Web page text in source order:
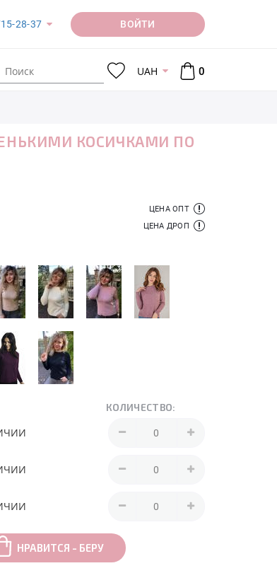
28-37 ВОЙТИ
UAH 0
КОСИЧКАМИ ПО
ЦЕНА ОПТ
ЦЕНА ДРОП
КОЛИЧЕСТВО:
НРАВИТСЯ - БЕРУ